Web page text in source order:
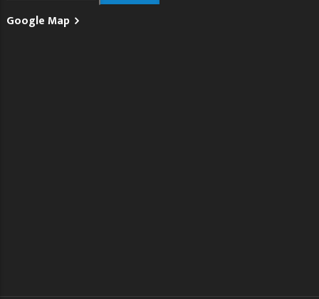
Google Map